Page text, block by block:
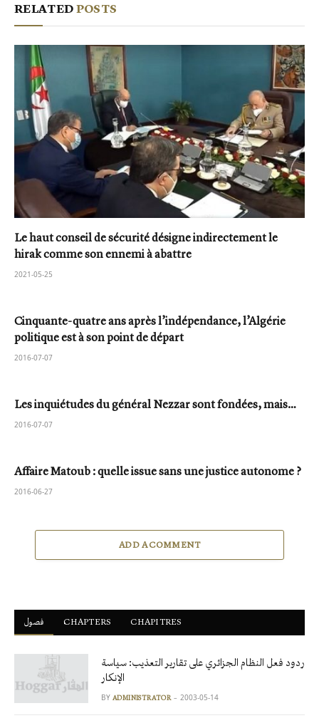
RELATEDPOSTS
Le haut conseil de sécurité désigne indirectement le
hirak comme son ennemi à abattre
2021-05-25
Cinquante-quatre ans après l’indépendance, l’Algérie
politique est à son point de départ
2016-07-07
Les inquiétudes du général Nezzar sont fondées, mais…
2016-07-07
Affaire Matoub : quelle issue sans une justice autonome ?
2016-06-27
ADD A COMMENT
فصول ْCHAPTERS CHAPITRES
ردود فعل النظام الجزائري على تقارير التعذيب: سياسة
الإنكار
BY ADMINISTRATOR 2003-05-14